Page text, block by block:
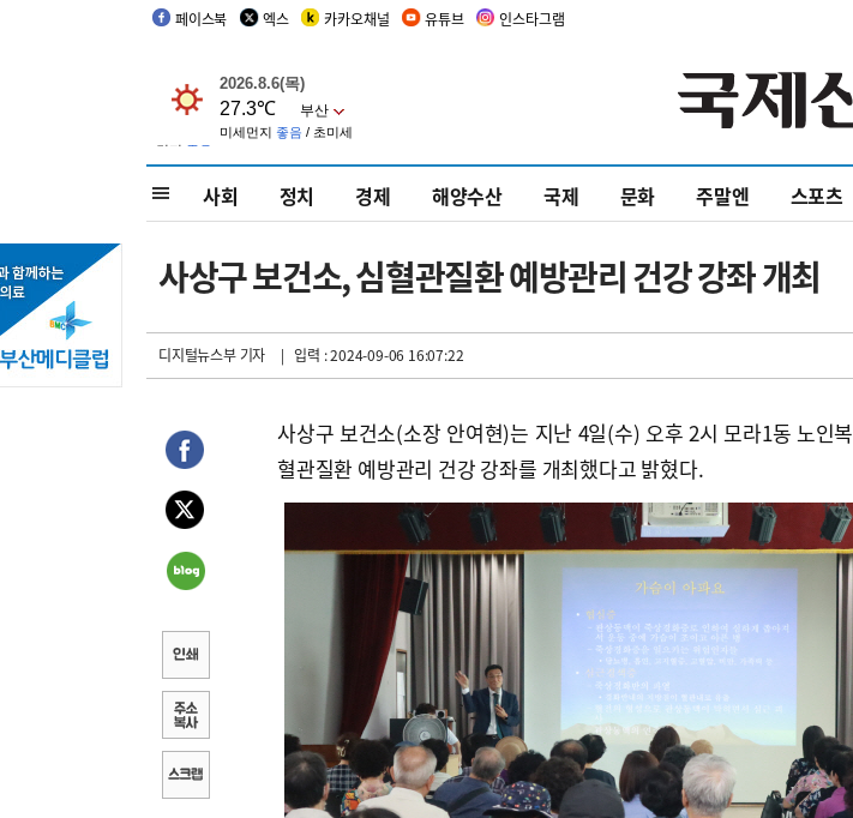
페이스북 엑스 카카오채널 유튜브 인스타그램
사회 정치 경제 해양수산 국제 문화 주말엔 스포츠
사상구 보건소, 심혈관질환 예방관리 건강 강좌 개최
디지털뉴스부 기자 | 입력 : 2024-09-06 16:07:22
사상구 보건소(소장 안여현)는 지난 4일(수) 오후 2시 모라1동 노인
혈관질환 예방관리 건강 강좌를 개최했다고 밝혔다.